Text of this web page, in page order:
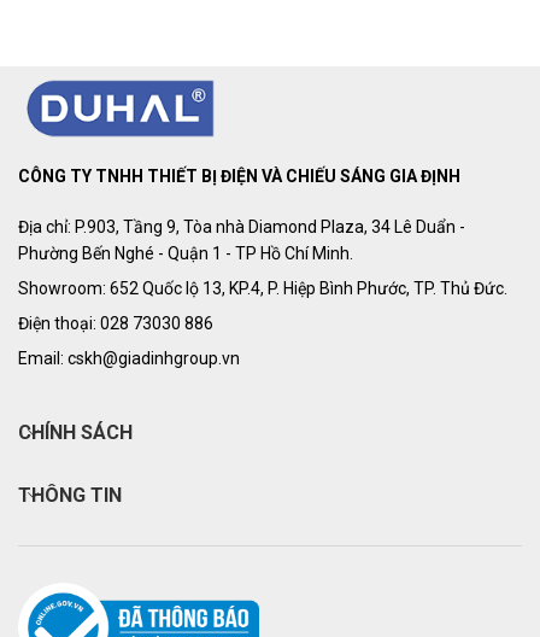
CÔNG TY TNHH THIẾT BỊ ĐIỆN VÀ CHIẾU SÁNG GIA ĐỊNH
Địa chỉ: P.903, Tầng 9, Tòa nhà Diamond Plaza, 34 Lê Duẩn -
Phường Bến Nghé - Quận 1 - TP Hồ Chí Minh.
Showroom: 652 Quốc lộ 13, KP.4, P. Hiệp Bình Phước, TP. Thủ Đức.
Điện thoại: 028 73030 886
Email: cskh@giadinhgroup.vn
CHÍNH SÁCH
THÔNG TIN